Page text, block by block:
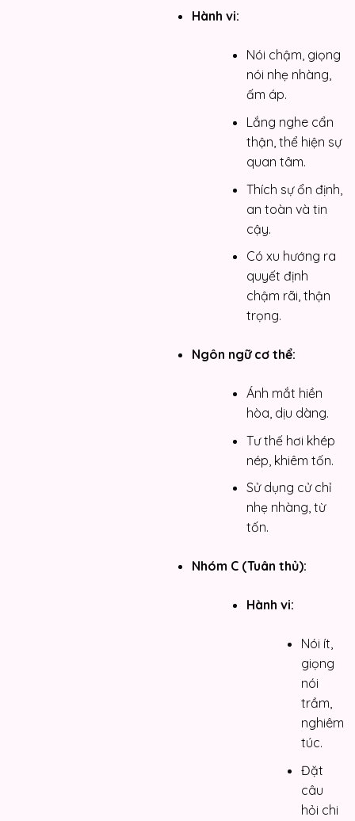
Hành vi:
Nói chậm, giọng
nói nhẹ nhàng,
ấm áp.
Lắng nghe cẩn
thận, thể hiện sự
quan tâm.
Thích sự ổn định,
an toàn và tin
cậy.
Có xu hướng ra
quyết định
chậm rãi, thận
trọng.
Ngôn ngữ cơ thể:
Ánh mắt hiền
hòa, dịu dàng.
Tư thế hơi khép
nép, khiêm tốn.
Sử dụng cử chỉ
nhẹ nhàng, từ
tốn.
Nhóm C (Tuân thủ):
Hành vi:
Nói ít,
giọng
nói
trầm,
nghiêm
túc.
Đặt
câu
hỏi chi